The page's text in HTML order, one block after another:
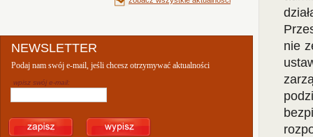
NEWSLETTER
Podaj nam swój e-mail, jeśli chcesz otrzymywać aktualności
wpisz swój e-mail:
nie